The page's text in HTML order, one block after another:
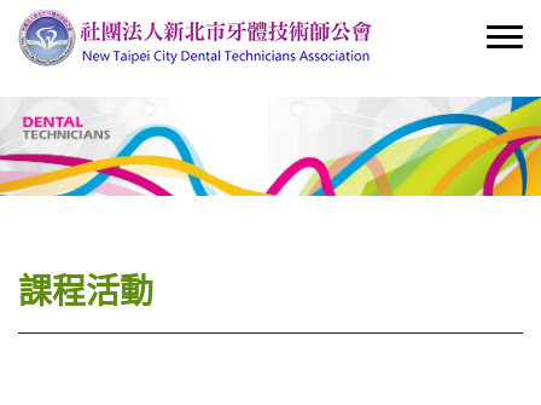
課程活動